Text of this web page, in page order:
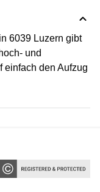
6039 Luzern gibt
und
einfach den Aufzug